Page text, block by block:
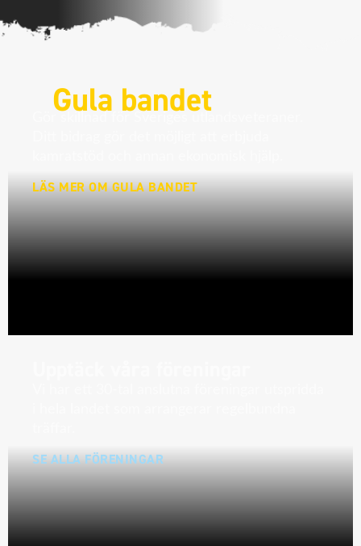
Gula bandet
LÄS MER OM GULA BANDET
SE ALLA FÖRENINGAR